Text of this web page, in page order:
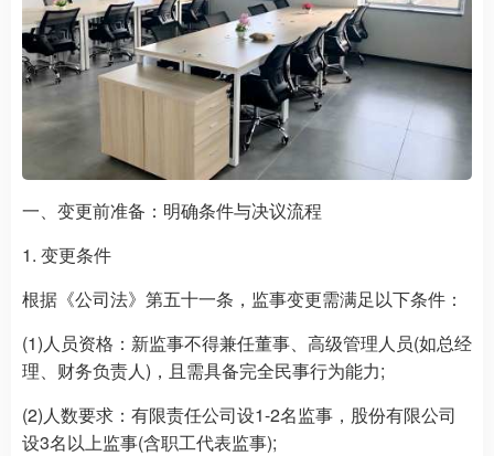
一、变更前准备：明确条件与决议流程
1. 变更条件
根据《公司法》第五十一条，监事变更需满足以下条件：
(1)人员资格：新监事不得兼任董事、高级管理人员(如总经
理、财务负责人)，且需具备完全民事行为能力;
(2)人数要求：有限责任公司设1-2名监事，股份有限公司
设3名以上监事(含职工代表监事);